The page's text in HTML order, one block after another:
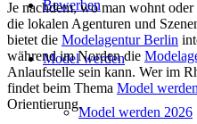
Bewerben
Model werden
Model werden 2026
Je nachdem, wo man wohnt
die lokalen Agenturen und
bietet die Modelagentur Berlin
während im Norden die
Anlaufstelle sein kann. Wer im
findet beim Thema Model
Orientierung.